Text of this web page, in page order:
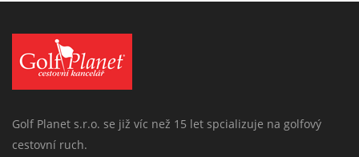
Golf Planet s.r.o. se již víc než 15 let spcializuje na golfový
cestovní ruch.